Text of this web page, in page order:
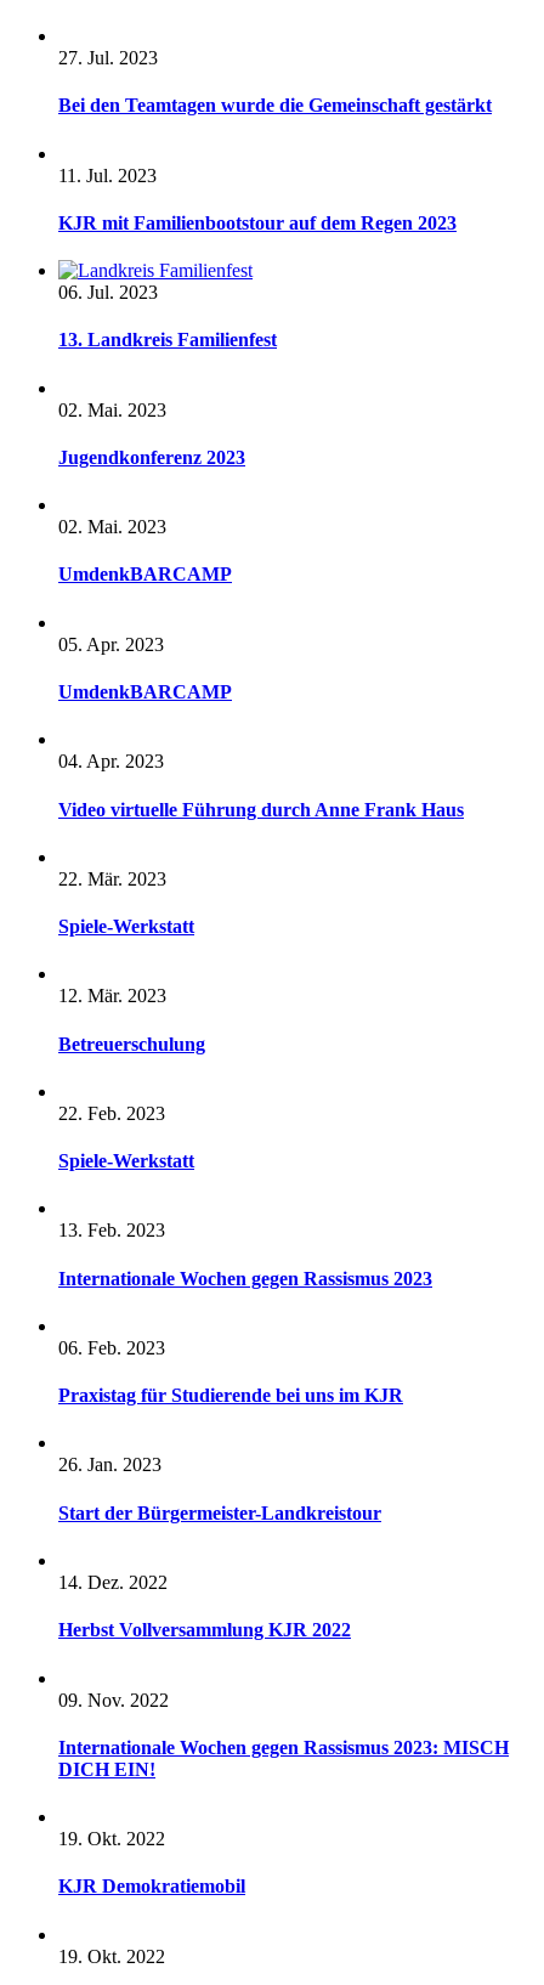
27. Jul. 2023
Bei den Teamtagen wurde die Gemeinschaft gestärkt
11. Jul. 2023
KJR mit Familienbootstour auf dem Regen 2023
06. Jul. 2023
13. Landkreis Familienfest
02. Mai. 2023
Jugendkonferenz 2023
02. Mai. 2023
UmdenkBARCAMP
05. Apr. 2023
UmdenkBARCAMP
04. Apr. 2023
Video virtuelle Führung durch Anne Frank Haus
22. Mär. 2023
Spiele-Werkstatt
12. Mär. 2023
Betreuerschulung
22. Feb. 2023
Spiele-Werkstatt
13. Feb. 2023
Internationale Wochen gegen Rassismus 2023
06. Feb. 2023
Praxistag für Studierende bei uns im KJR
26. Jan. 2023
Start der Bürgermeister-Landkreistour
14. Dez. 2022
Herbst Vollversammlung KJR 2022
09. Nov. 2022
Internationale Wochen gegen Rassismus 2023: MISCH
DICH EIN!
19. Okt. 2022
KJR Demokratiemobil
19. Okt. 2022